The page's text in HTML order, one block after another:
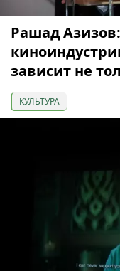
Рашад
зависит не
КУЛЬТУРА